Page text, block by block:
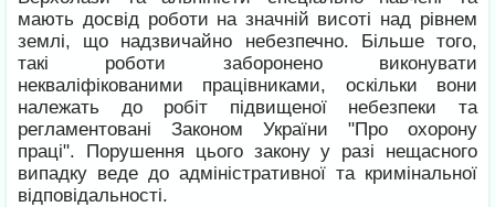
мають досвід роботи на значній висоті над рівнем
землі, що надзвичайно небезпечно. Більше того,
такі роботи заборонено виконувати
некваліфікованими працівниками, оскільки вони
належать до робіт підвищеної небезпеки та
регламентовані Законом України "Про охорону
праці". Порушення цього закону у разі нещасного
випадку веде до адміністративної та кримінальної
відповідальності.